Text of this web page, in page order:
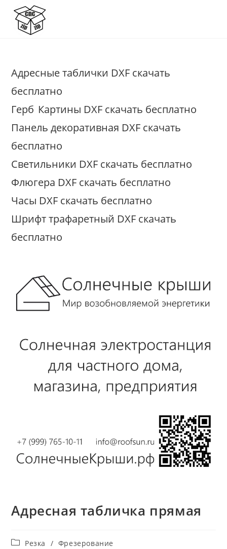
Перейти
содержимому
Адресные таблички DXF скачать
бесплатно
Герб Картины DXF скачать бесплатно
Панель декоративная DXF скачать
бесплатно
Светильники DXF скачать бесплатно
Флюгера DXF скачать бесплатно
Часы DXF скачать бесплатно
Шрифт трафаретный DXF скачать
бесплатно
Адресная табличка прямая
Рубрика
Резка / Фрезерование